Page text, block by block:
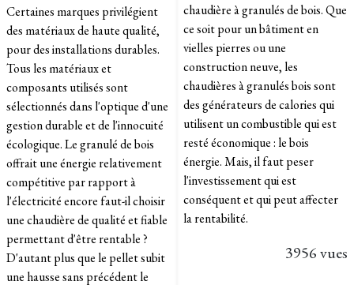
Certaines marques privilégient
des matériaux de haute qualité,
pour des installations durables.
Tous les matériaux et
composants utilisés sont
sélectionnés dans l'optique d'une
gestion durable et de l'innocuité
écologique. Le granulé de bois
offrait une énergie relativement
compétitive par rapport à
l'électricité encore faut-il choisir
une chaudière de qualité et fiable
permettant d'être rentable ?
D'autant plus que le pellet subit
une hausse sans précédent le
chaudière à granulés de bois. Que
ce soit pour un bâtiment en
vielles pierres ou une
construction neuve, les
chaudières à granulés bois sont
des générateurs de calories qui
utilisent un combustible qui est
resté économique : le bois
énergie. Mais, il faut peser
l'investissement qui est
conséquent et qui peut affecter
la rentabilité.
3956 vues